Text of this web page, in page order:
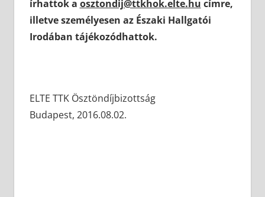
írhattok a osztondij@ttkhok.elte.hu címre,
illetve személyesen az Északi Hallgatói
Irodában tájékozódhattok.
ELTE TTK Ösztöndíjbizottság
Budapest, 2016.08.02.